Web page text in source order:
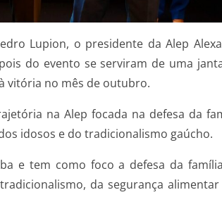
Lupion, o presidente da Alep
do evento se serviram de uma
vitória no mês de outubro.
na Alep focada na defesa da
idosos e do tradicionalismo gaúcho.
e tem como foco a defesa da
da segurança